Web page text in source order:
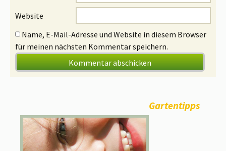
Website
Name, E-Mail-Adresse und Website in diesem Browser
für meinen nächsten Kommentar speichern.
Gartentipps